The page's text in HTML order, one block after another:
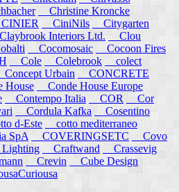
Christine Kroncke
CiniNils
Citygarten
Interiors Ltd.
Clou
Cocomosaic
Cocoon Fires
Cole Colebrook
colect
Concept Urbain
CONCRETE
House
Conde House Europe
Contempo Italia COR
Cor
Cordula Kafka
Cosentino
d-Este
cotto mediterraneo
SpA
COVERINGSETC
Covo
Craftwand
Crassevig
Crevin
Cube Design